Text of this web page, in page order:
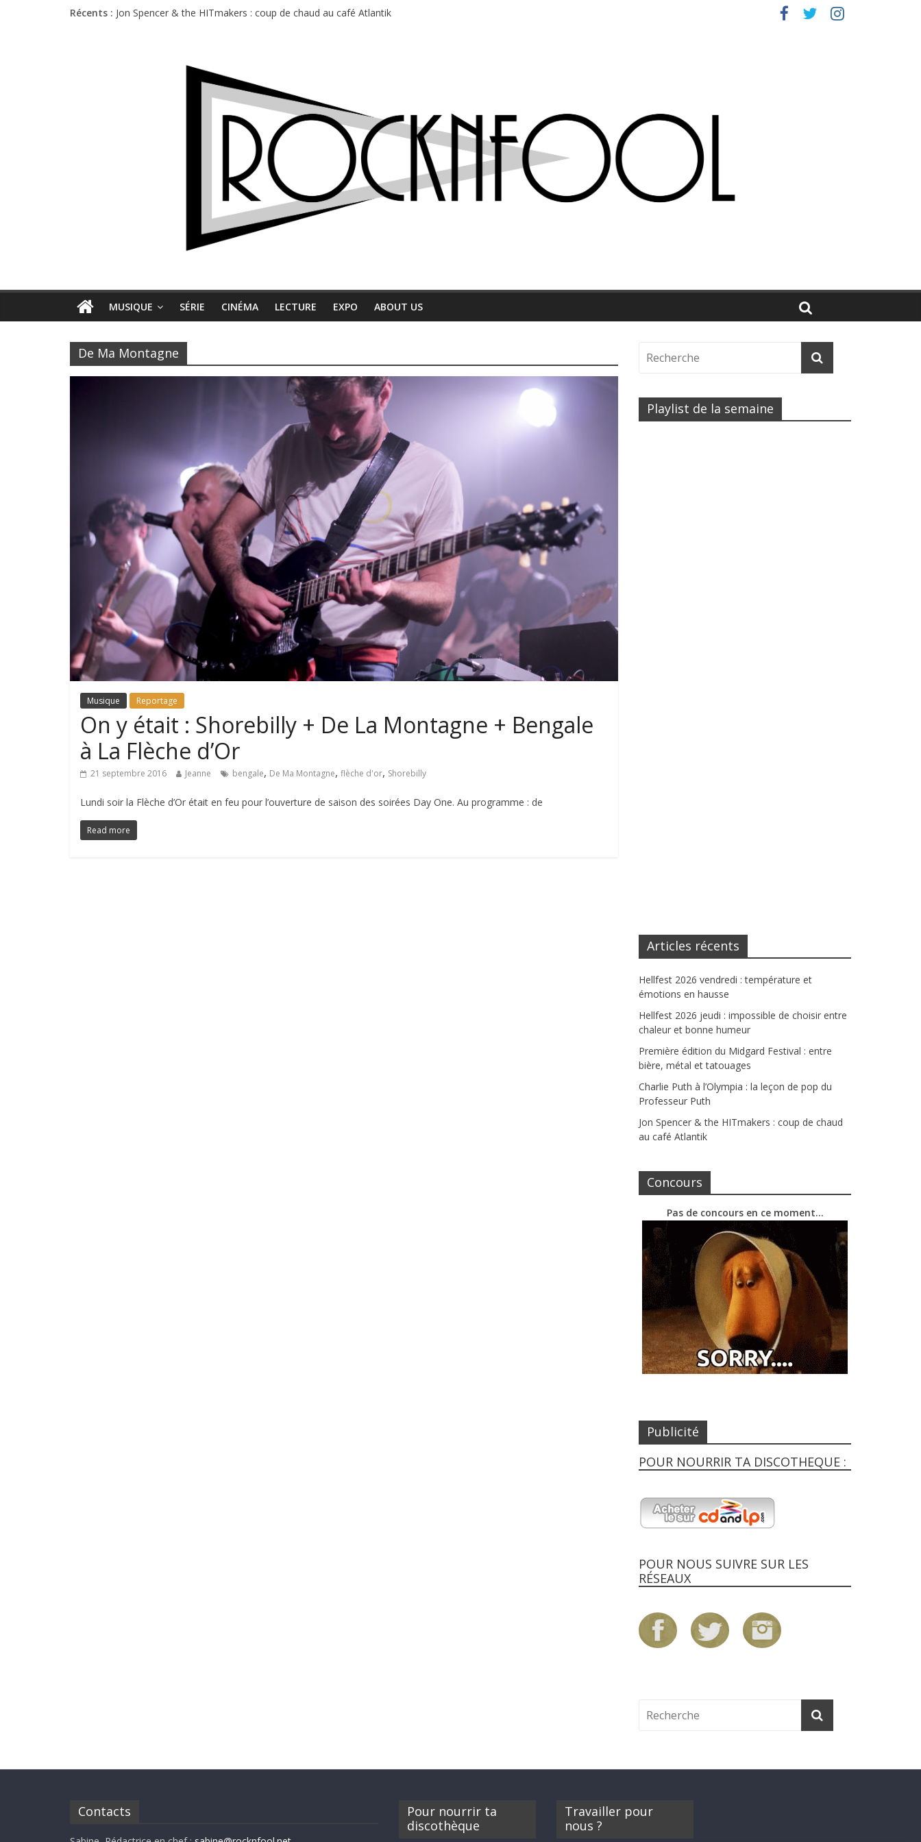
Récents : Jon Spencer & the HITmakers : coup de chaud au café Atlantik
Charlie Puth à l’Olympia : la leçon de pop du Professeur Puth
MUSIQUE SÉRIE CINÉMA LECTURE EXPO ABOUT US
De Ma Montagne
Musique Reportage
On y était : Shorebilly + De La Montagne + Bengale
à La Flèche d’Or
21 septembre 2016 Jeanne bengale, De Ma Montagne, flèche d'or, Shorebilly
Lundi soir la Flèche d’Or était en feu pour l’ouverture de saison des soirées Day One. Au programme : de
Read more
Playlist de la semaine
Articles récents
Hellfest 2026 vendredi : température et
émotions en hausse
Hellfest 2026 jeudi : impossible de choisir entre
chaleur et bonne humeur
Première édition du Midgard Festival : entre
bière, métal et tatouages
Charlie Puth à l’Olympia : la leçon de pop du
Professeur Puth
Jon Spencer & the HITmakers : coup de chaud
au café Atlantik
Concours
Pas de concours en ce moment…
Publicité
POUR NOURRIR TA DISCOTHEQUE :
POUR NOUS SUIVRE SUR LES
RÉSEAUX
Contacts
Pour nourrir ta
discothèque
Travailler pour
nous ?